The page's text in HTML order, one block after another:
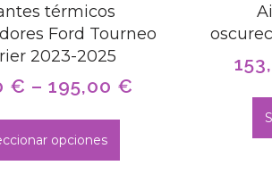
térmicos
Ford Tourneo
2023-2025
€ – 195,00 €
opciones